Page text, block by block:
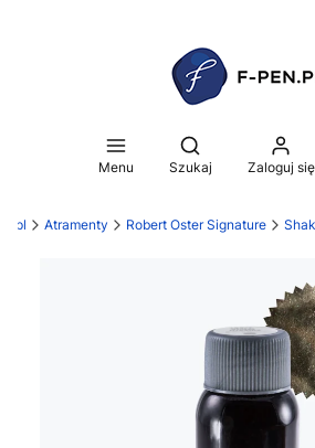
Menu
Otwórz
Szukaj Zaloguj się
Atramenty Robert Oster Signature